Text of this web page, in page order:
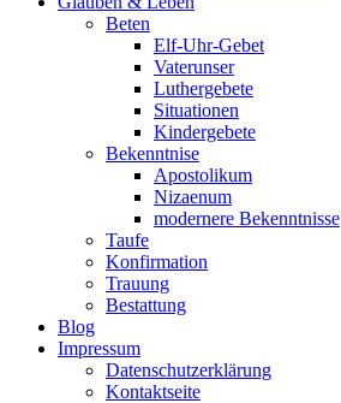
Beten
Elf-Uhr-Gebet
Vaterunser
Luthergebete
Situationen
Kindergebete
Bekenntnise
Apostolikum
Nizaenum
modernere Bekenntnisse
Taufe
Konfirmation
Trauung
Bestattung
Blog
Impressum
Datenschutzerklärung
Kontaktseite